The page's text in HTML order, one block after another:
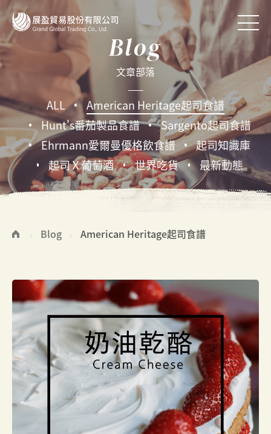
Blog
文章部落
ALL
American Heritage起司食譜
Hunt's番茄製品食譜
Sargento起司食譜
Ehrmann愛爾曼優格飲食譜
起司知識庫
起司Ｘ葡萄酒
世界吃貨 最新動態
Blog American Heritage起司食譜